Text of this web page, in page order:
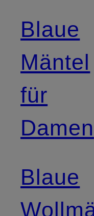
Blaue
Mäntel
für
Damen
Blaue